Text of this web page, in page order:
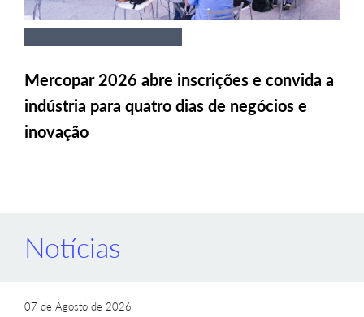
Mercopar 2026 abre inscrições e convida a
indústria para quatro dias de negócios e
inovação
Notícias
07 de Agosto de 2026